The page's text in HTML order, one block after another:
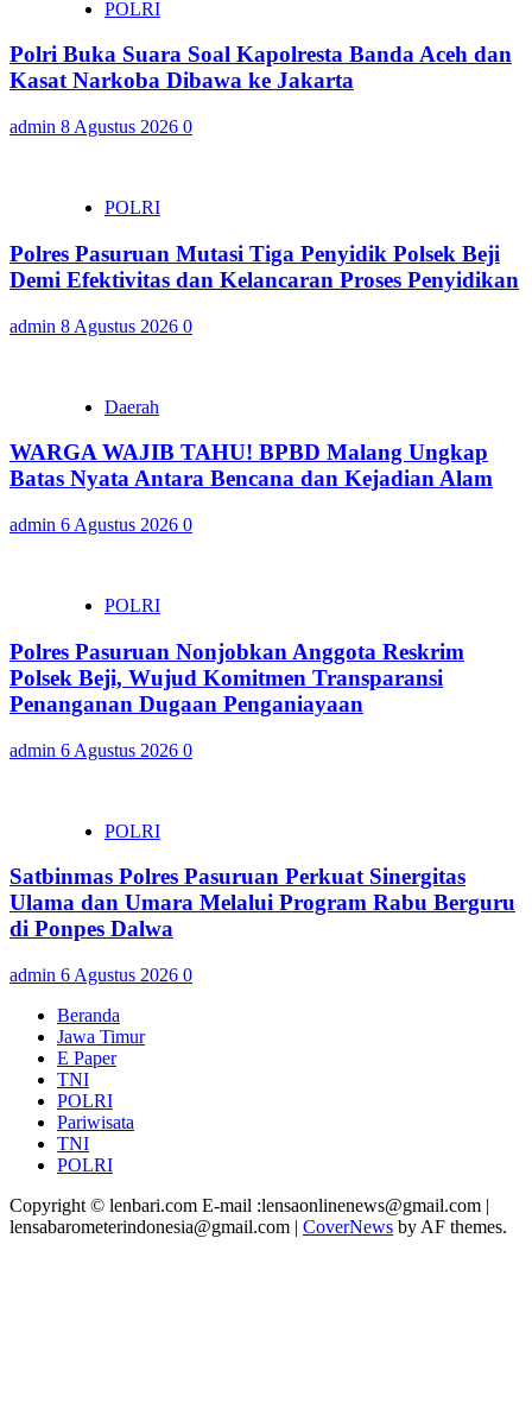
POLRI
Polri Buka Suara Soal Kapolresta Banda Aceh dan
Kasat Narkoba Dibawa ke Jakarta
admin 8 Agustus 2026 0
POLRI
Polres Pasuruan Mutasi Tiga Penyidik Polsek Beji
Demi Efektivitas dan Kelancaran Proses Penyidikan
admin 8 Agustus 2026 0
Daerah
WARGA WAJIB TAHU! BPBD Malang Ungkap
Batas Nyata Antara Bencana dan Kejadian Alam
admin 6 Agustus 2026 0
POLRI
Polres Pasuruan Nonjobkan Anggota Reskrim
Polsek Beji, Wujud Komitmen Transparansi
Penanganan Dugaan Penganiayaan
admin 6 Agustus 2026 0
POLRI
Satbinmas Polres Pasuruan Perkuat Sinergitas
Ulama dan Umara Melalui Program Rabu Berguru
di Ponpes Dalwa
admin 6 Agustus 2026 0
Beranda
Jawa Timur
E Paper
TNI
POLRI
Pariwisata
TNI
POLRI
Copyright © lenbari.com E-mail :lensaonlinenews@gmail.com |
lensabarometerindonesia@gmail.com | CoverNews by AF themes.